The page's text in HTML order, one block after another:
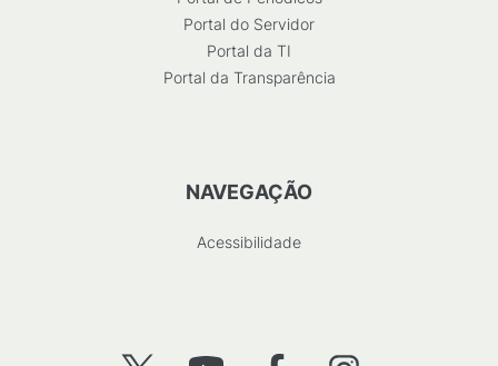
Portal do Servidor
Portal da TI
Portal da Transparência
NAVEGAÇÃO
Acessibilidade